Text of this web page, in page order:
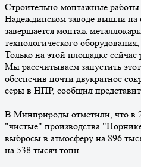
Строительно-монтажные
Надеждинском заводе вышли
завершается монтаж
технологического
Только на этой площадке сейчас
Мы рассчитываем запустить
обеспечив почти двукратное
серы в НПР, сообщил
В Минприроды отметили, что в
"чистые" производства
выбросы в атмосферу на 896
на 538 тысяч тонн.